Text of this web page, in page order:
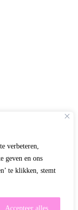
verbeteren,
geven en ons
te klikken, stemt
Accepteer alles
wij u de beste